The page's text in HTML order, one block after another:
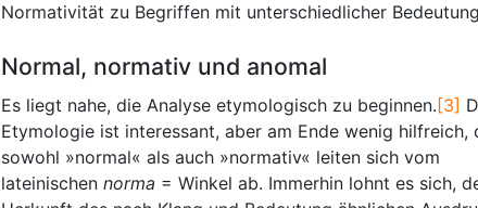
Normativität zu Begriffen mit unterschiedlicher
Normal, normativ und anomal
Es liegt nahe, die Analyse etymologisch zu beginnen. [3]
Etymologie ist interessant, aber am Ende wenig hilfreich,
sowohl »normal« als auch »normativ« leiten sich vom
lateinischen norma = Winkel ab. Immerhin lohnt es sich,